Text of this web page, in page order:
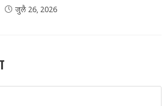
जुलै 26, 2026